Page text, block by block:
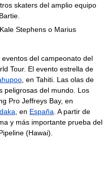
skaters del amplio equipo
Stephens o Marius
del campeonato del
Tour. El evento estrella de
, en Tahiti. Las olas de
peligrosas del mundo. Los
Pro Jeffreys Bay, en
, en España . A partir de
y más importante prueba del
(Hawai).